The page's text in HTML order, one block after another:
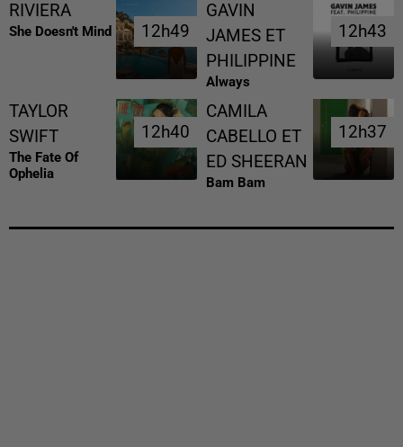
RIVIERA
She Doesn't Mind 12h49
12h49
GAVIN
JAMES ET
PHILIPPINE
Always
12h43
12h43
TAYLOR
SWIFT
The Fate Of
Ophelia
12h40
12h40
CAMILA
CABELLO ET
ED SHEERAN
Bam Bam
12h37
12h37